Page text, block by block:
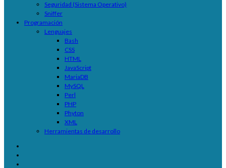
Seguridad (Sistema Operativo)
Sniffer
Programación
Lenguajes
Bash
CSS
HTML
JavaScript
MariaDB
MySQL
Perl
PHP
Phyton
XML
Herramientas de desarrollo